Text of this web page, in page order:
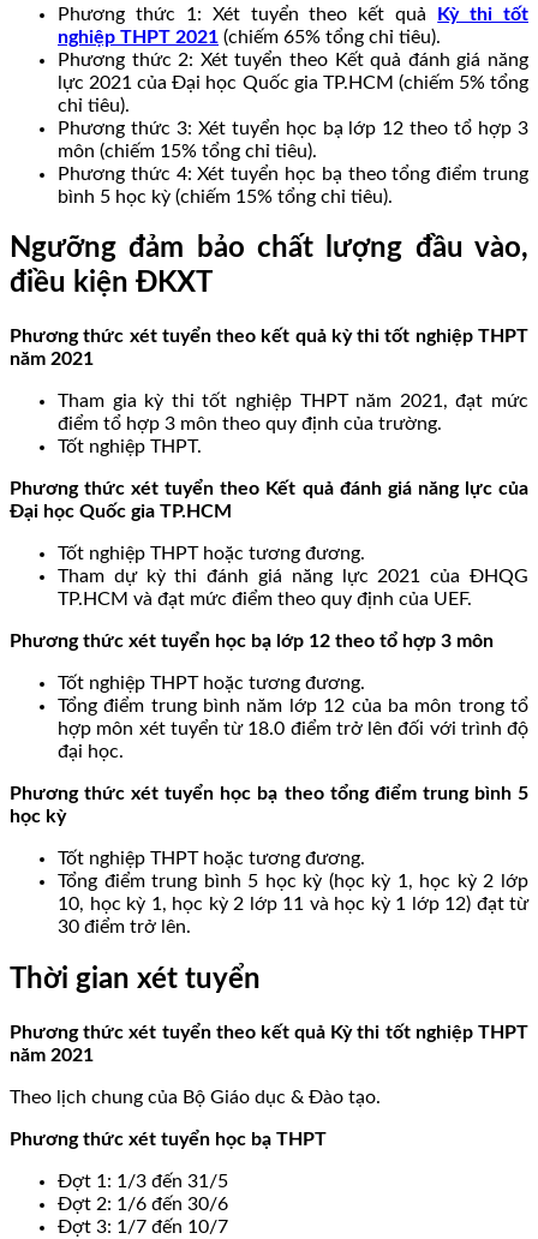
Phương thức 1: Xét tuyển theo kết quả Kỳ thi tốt
nghiệp THPT 2021 (chiếm 65% tổng chỉ tiêu).
Phương thức 2: Xét tuyển theo Kết quả đánh giá năng
lực 2021 của Đại học Quốc gia TP.HCM (chiếm 5% tổng
chỉ tiêu).
Phương thức 3: Xét tuyển học bạ lớp 12 theo tổ hợp 3
môn (chiếm 15% tổng chỉ tiêu).
Phương thức 4: Xét tuyển học bạ theo tổng điểm trung
bình 5 học kỳ (chiếm 15% tổng chỉ tiêu).
Ngưỡng đảm bảo chất lượng đầu vào,
điều kiện ĐKXT
Phương thức xét tuyển theo kết quả kỳ thi tốt nghiệp THPT
năm 2021
Tham gia kỳ thi tốt nghiệp THPT năm 2021, đạt mức
điểm tổ hợp 3 môn theo quy định của trường.
Tốt nghiệp THPT.
Phương thức xét tuyển theo Kết quả đánh giá năng lực của
Đại học Quốc gia TP.HCM
Tốt nghiệp THPT hoặc tương đương.
Tham dự kỳ thi đánh giá năng lực 2021 của ĐHQG
TP.HCM và đạt mức điểm theo quy định của UEF.
Phương thức xét tuyển học bạ lớp 12 theo tổ hợp 3 môn
Tốt nghiệp THPT hoặc tương đương.
Tổng điểm trung bình năm lớp 12 của ba môn trong tổ
hợp môn xét tuyển từ 18.0 điểm trở lên đối với trình độ
đại học.
Phương thức xét tuyển học bạ theo tổng điểm trung bình 5
học kỳ
Tốt nghiệp THPT hoặc tương đương.
Tổng điểm trung bình 5 học kỳ (học kỳ 1, học kỳ 2 lớp
10, học kỳ 1, học kỳ 2 lớp 11 và học kỳ 1 lớp 12) đạt từ
30 điểm trở lên.
Thời gian xét tuyển
Phương thức xét tuyển theo kết quả Kỳ thi tốt nghiệp THPT
năm 2021
Theo lịch chung của Bộ Giáo dục & Đào tạo.
Phương thức xét tuyển học bạ THPT
Đợt 1: 1/3 đến 31/5
Đợt 2: 1/6 đến 30/6
Đợt 3: 1/7 đến 10/7